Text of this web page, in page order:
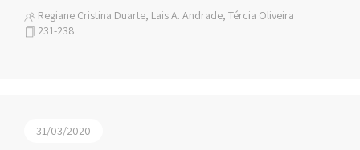
Regiane Cristina Duarte, Lais A. Andrade, Tércia Oliveira
231-238
31/03/2020